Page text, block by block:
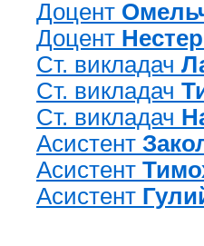
Доцент
Доцент
Ст. викладач
Ст. викладач
Ст. викладач
Асистент
Асистент
Асистент